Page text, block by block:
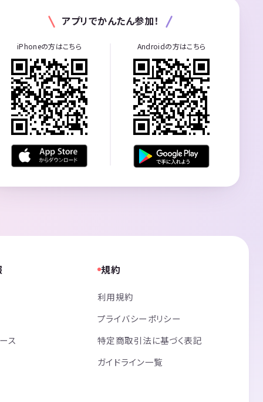
アプリでかんたん参加！
iPhoneの方はこちら Androidの方はこちら
ス
規約
利用規約
プライバシーポリシー
特定商取引法に基づく表記
ガイドライン一覧